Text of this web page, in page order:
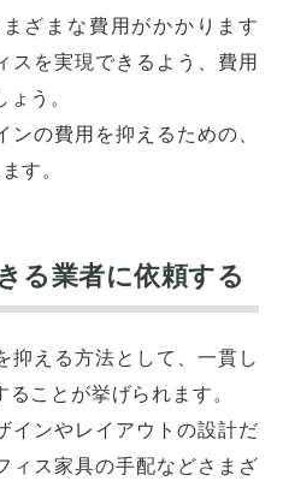
ざまな費用がかかります
スを実現できるよう、費用
う。
の費用を抑えるための、
す。
る業者に依頼する
抑える方法として、一貫し
ことが挙げられます。
インやレイアウトの設計だ
ィス家具の手配などさまざ